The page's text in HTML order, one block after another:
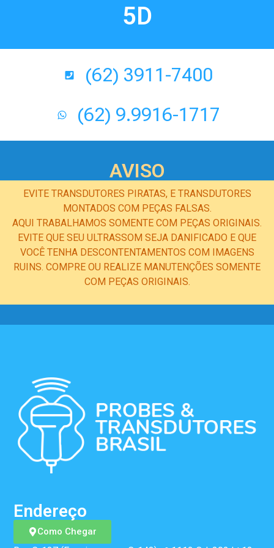
5D
(62) 3911-7400
(62) 9.9916-1717
AVISO
EVITE TRANSDUTORES PIRATAS, E TRANSDUTORES
MONTADOS COM PEÇAS FALSAS.
AQUI TRABALHAMOS SOMENTE COM PEÇAS ORIGINAIS.
EVITE QUE SEU ULTRASSOM SEJA DANIFICADO E QUE
VOCÊ TENHA DESCONTENTAMENTOS COM IMAGENS
RUINS. COMPRE OU REALIZE MANUTENÇÕES SOMENTE
COM PEÇAS ORIGINAIS.
Como Chegar
Endereço